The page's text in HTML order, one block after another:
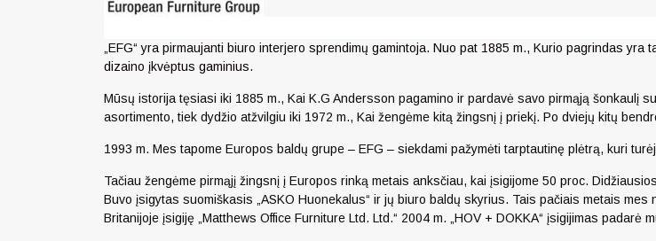
„EFG“ yra pirmaujanti biuro interjero sprendimų gamintoja. Nuo pat 1885 m., Kurio pagrindas
dizaino įkvėptus gaminius.
Mūsų istorija tęsiasi iki 1885 m., Kai K.G Andersson pagamino ir pardavė savo pirmąją šonkaulį
asortimento, tiek dydžio atžvilgiu iki 1972 m., Kai žengėme kitą žingsnį į priekį. Po dviejų kitų
1993 m. Mes tapome Europos baldų grupe – EFG – siekdami pažymėti tarptautinę plėtrą, kuri
Tačiau žengėme pirmąjį žingsnį į Europos rinką metais anksčiau, kai įsigijome 50 proc.
Buvo įsigytas suomiškasis „ASKO Huonekalus“ ir jų biuro baldų skyrius. Tais pačiais metais
Britanijoje įsigiję „Matthews Office Furniture Ltd. Ltd.“ 2004 m. „HOV + DOKKA“ įsigijimas